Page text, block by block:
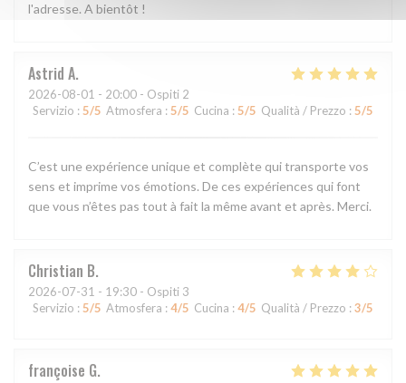
l'adresse. A bientôt !
Astrid A
2026-08-01 - 20:00 - Ospiti 2
Servizio : 5/5 Atmosfera : 5/5 Cucina : 5/5 Qualità / Prezzo : 5/5
C’est une expérience unique et complète qui transporte vos
sens et imprime vos émotions. De ces expériences qui font
que vous n’êtes pas tout à fait la même avant et après. Merci.
Christian B
2026-07-31 - 19:30 - Ospiti 3
Servizio : 5/5 Atmosfera : 4/5 Cucina : 4/5 Qualità / Prezzo : 3/5
françoise G